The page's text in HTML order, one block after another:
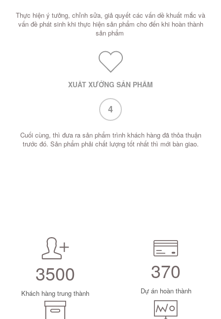
Thực hiện ý tưởng, chỉnh sửa, giả quyết các vấn dề khuất mắc và
vấn đề phát sinh khi thực hiện sản phẩm cho đến khi hoàn thành
sản phẩm
XUẤT XƯỞNG SẢN PHẨM
4
Cuối cùng, thì đưa ra sản phẩm trình khách hàng đã thỏa thuận
trước đó. Sản phẩm phải chất lượng tốt nhất thì mới bàn giao.
3500
Khách hàng trung thành
370
Dự án hoàn thành